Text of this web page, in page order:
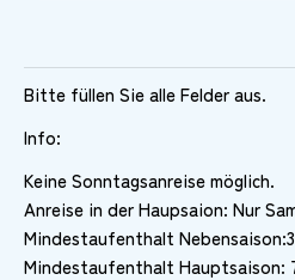
Bitte füllen Sie alle Felder aus.
Info:
Keine Sonntagsanreise möglich.
Anreise in der Haupsaion: Nur
Mindestaufenthalt
Mindestaufenthalt Hauptsaison: